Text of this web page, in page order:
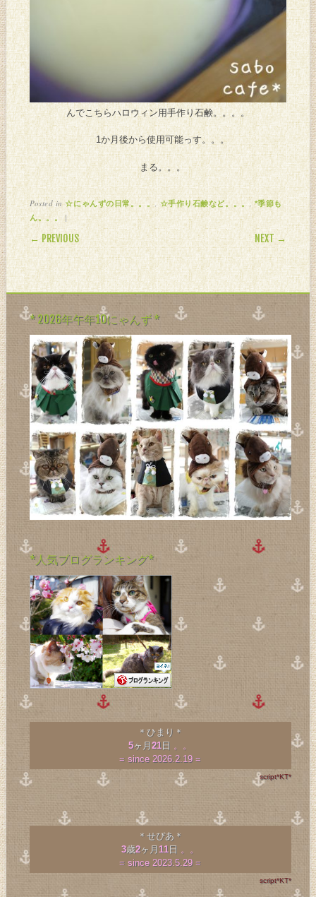
んでこちらハロウィン用手作り石鹸。。。。
1か月後から使用可能っす。。。
まる。。。
Posted in☆にゃんずの日常。。。,☆手作り石鹸など。。。,*季節も
ん。。。 |
POST NAVIGATION
← PREVIOUS NEXT →
* 2026年午年10にゃんず *
*人気ブログランキング*
＊ひまり＊
5ヶ月21日 。。
= since 2026.2.19 =
script*KT*
＊せぴあ＊
3歳2ヶ月 11 日 。。
= since 2023.5.29 =
script*KT*